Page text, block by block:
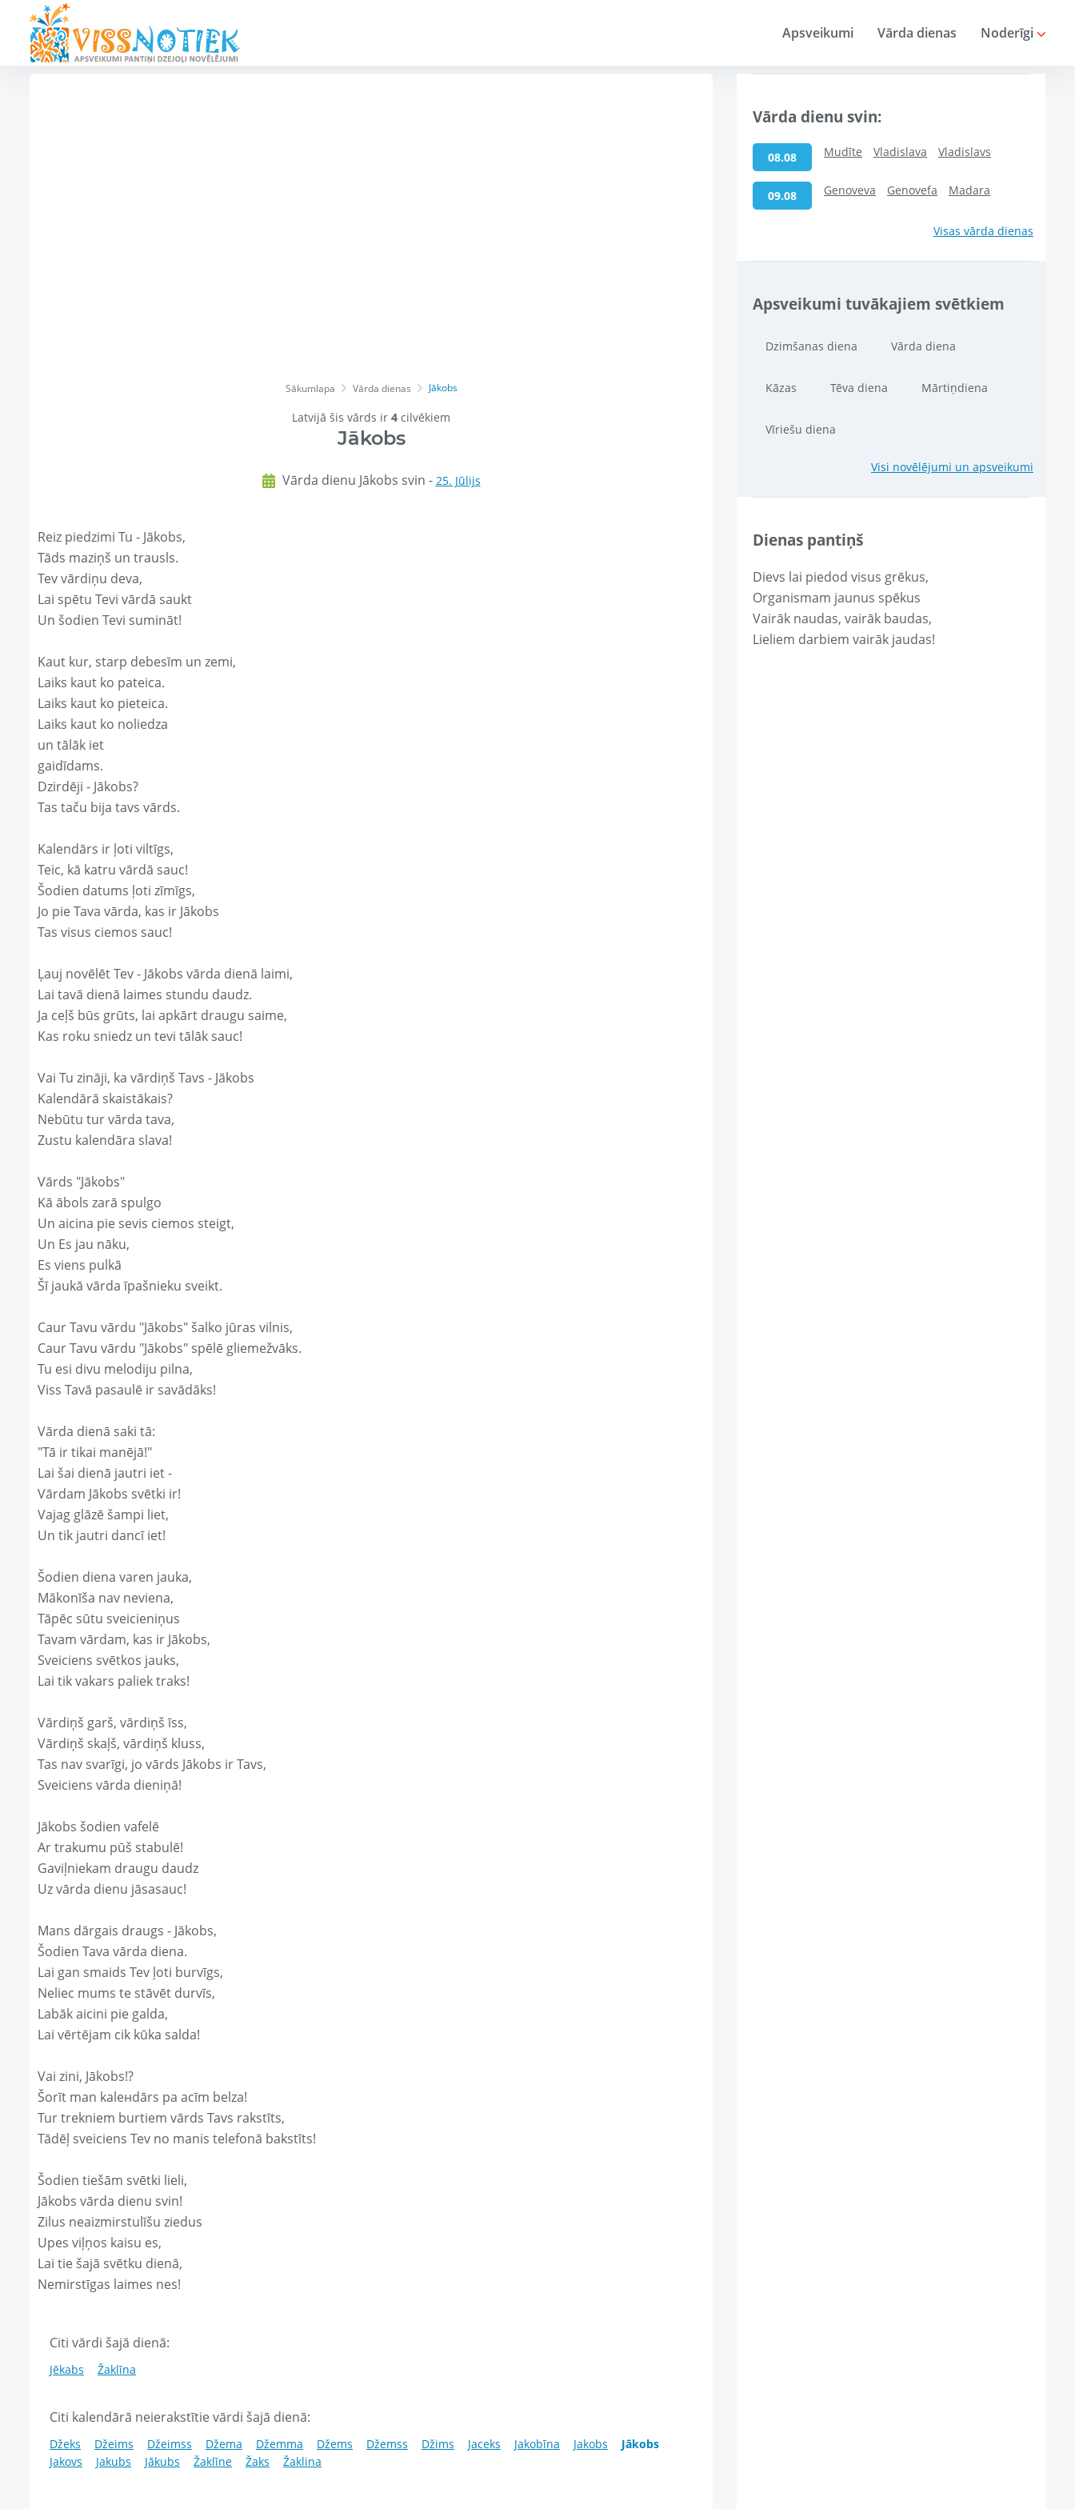
Apsveikumi Vārda dienas Noderīgi
Sākumlapa Vārda dienas Jākobs
Latvijā šis vārds ir 4 cilvēkiem
Jākobs
Vārda dienu Jākobs svin - 25. Jūlijs
Reiz piedzimi Tu - Jākobs,
Tāds maziņš un trausls.
Tev vārdiņu deva,
Lai spētu Tevi vārdā saukt
Un šodien Tevi sumināt!
Kaut kur, starp debesīm un zemi,
Laiks kaut ko pateica.
Laiks kaut ko pieteica.
Laiks kaut ko noliedza
un tālāk iet
gaidīdams.
Dzirdēji - Jākobs?
Tas taču bija tavs vārds.
Kalendārs ir ļoti viltīgs,
Teic, kā katru vārdā sauc!
Šodien datums ļoti zīmīgs,
Jo pie Tava vārda, kas ir Jākobs
Tas visus ciemos sauc!
Ļauj novēlēt Tev - Jākobs vārda dienā laimi,
Lai tavā dienā laimes stundu daudz.
Ja ceļš būs grūts, lai apkārt draugu saime,
Kas roku sniedz un tevi tālāk sauc!
Vai Tu zināji, ka vārdiņš Tavs - Jākobs
Kalendārā skaistākais?
Nebūtu tur vārda tava,
Zustu kalendāra slava!
Vārds "Jākobs"
Kā ābols zarā spulgo
Un aicina pie sevis ciemos steigt,
Un Es jau nāku,
Es viens pulkā
Šī jaukā vārda īpašnieku sveikt.
Caur Tavu vārdu "Jākobs" šalko jūras vilnis,
Caur Tavu vārdu "Jākobs" spēlē gliemežvāks.
Tu esi divu melodiju pilna,
Viss Tavā pasaulē ir savādāks!
Vārda dienā saki tā:
"Tā ir tikai manējā!"
Lai šai dienā jautri iet -
Vārdam Jākobs svētki ir!
Vajag glāzē šampi liet,
Un tik jautri dancī iet!
Šodien diena varen jauka,
Mākonīša nav neviena,
Tāpēc sūtu sveicieniņus
Tavam vārdam, kas ir Jākobs,
Sveiciens svētkos jauks,
Lai tik vakars paliek traks!
Vārdiņš garš, vārdiņš īss,
Vārdiņš skaļš, vārdiņš kluss,
Tas nav svarīgi, jo vārds Jākobs ir Tavs,
Sveiciens vārda dieniņā!
Jākobs šodien vafelē
Ar trakumu pūš stabulē!
Gaviļniekam draugu daudz
Uz vārda dienu jāsasauc!
Mans dārgais draugs - Jākobs,
Šodien Tava vārda diena.
Lai gan smaids Tev ļoti burvīgs,
Neliec mums te stāvēt durvīs,
Labāk aicini pie galda,
Lai vērtējam cik kūka salda!
Vai zini, Jākobs!?
Šorīt man kaleнdārs pa acīm belza!
Tur trekniem burtiem vārds Tavs rakstīts,
Tādēļ sveiciens Tev no manis telefonā bakstīts!
Šodien tiešām svētki lieli,
Jākobs vārda dienu svin!
Zilus neaizmirstulīšu ziedus
Upes viļņos kaisu es,
Lai tie šajā svētku dienā,
Nemirstīgas laimes nes!
Citi vārdi šajā dienā:
Jēkabs Žaklīna
Citi kalendārā neierakstītie vārdi šajā dienā:
Džeks Džeims Džeimss Džema Džemma Džems Džemss Džims Jaceks Jakobīna Jakobs
Jākobs
Jakovs
Jakubs Jākubs Žaklīne Žaks Žaklina
Vārda dienu svin:
08.08 Mudīte Vladislava Vladislavs
09.08 Genoveva Genovefa Madara
Visas vārda dienas
Apsveikumi tuvākajiem svētkiem
Dzimšanas diena Vārda diena
Kāzas Tēva diena Mārtiņdiena
Vīriešu diena
Visi novēlējumi un apsveikumi
Dienas pantiņš
Dievs lai piedod visus grēkus,
Organismam jaunus spēkus
Vairāk naudas, vairāk baudas,
Lieliem darbiem vairāk jaudas!